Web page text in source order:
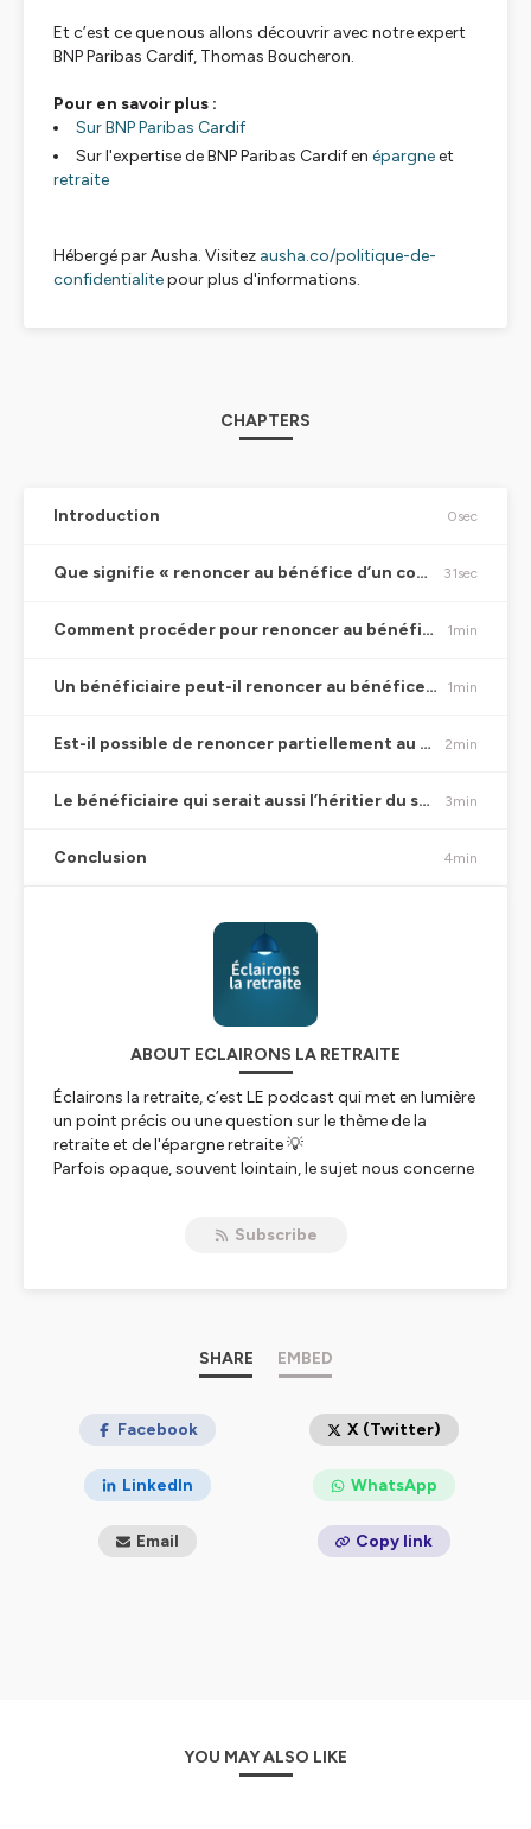
Et c’est ce que nous allons découvrir avec notre expert
BNP Paribas Cardif, Thomas Boucheron.
Pour en savoir plus :
Sur BNP Paribas Cardif
Sur l'expertise de BNP Paribas Cardif en épargneet
retraite
Hébergé par Ausha. Visitez ausha.co/politique-de-
confidentialitepour plus d'informations.
CHAPTERS
Introduction 0sec
Que signifie « renoncer au bénéfice d’un contrat d’assurance vie » et pourquoi le faire ? 31sec
Comment procéder pour renoncer au bénéfice d’un contrat d’assurance vie ? Y-a-t-il un formalisme particulier ? 1min
Un bénéficiaire peut-il renoncer au bénéfice d’un contrat d’assurance vie au profit d’autres bénéficiaires, comme ses enfants par exemple ? 1min
Est-il possible de renoncer partiellement au bénéfice d’un contrat d’assurance vie ? 2min
Le bénéficiaire qui serait aussi l’héritier du souscripteur peut-il accepter la succession d’un côté et renoncer au contrat de l’autre ? 3min
Conclusion 4min
ABOUT ECLAIRONS LA RETRAITE
Éclairons la retraite, c’est LE podcast qui met en lumière
un point précis ou une question sur le thème de la
retraite et de l'épargne retraite 💡
Parfois opaque, souvent lointain, le sujet nous concerne
sont les enjeux ? Comment bien se préparer à cette
En savoir plus sur notre expertise épargne/retraite.
Hébergé par Ausha. Visitez
ausha.co/politique-de-
confidentialitepour plus d'informations.
Subscribe
SHARE EMBED
Facebook X (Twitter)
LinkedIn WhatsApp
Email Copy link
YOU MAY ALSO LIKE